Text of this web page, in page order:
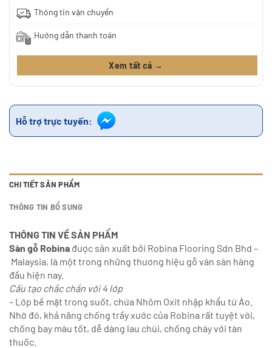
Thông tin vận chuyển
Hướng dẫn thanh toán
Xem tất cả →
Hỗ trợ trực tuyến:
CHI TIẾT SẢN PHẨM
THÔNG TIN BỔ SUNG
THÔNG TIN VỀ SẢN PHẨM
Sàn gỗ Robina được sản xuất bởi Robina Flooring Sdn Bhd –
Malaysia, là một trong những thương hiệu gỗ ván sàn hàng
đầu hiện nay.
Cấu tạo chắc chắn với 4 lớp
– Lớp bề mặt trong suốt, chứa Nhôm Oxit nhập khẩu từ Áo.
Nhờ đó, khả năng chống trầy xước của Robina rất tuyệt vời,
chống bay màu tốt, dễ dàng lau chùi, chống cháy với tàn
thuốc.